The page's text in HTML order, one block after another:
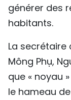
générer des
habitants.
La secrétaire
Mông Phụ,
que « noyau
le hameau